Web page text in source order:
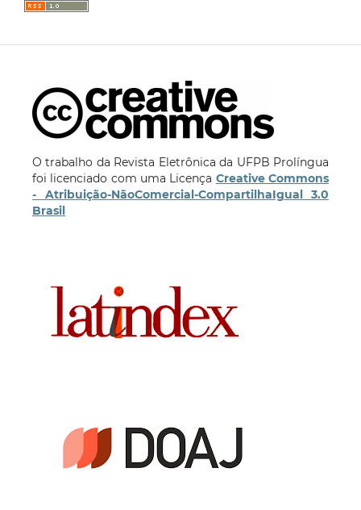
O trabalho da Revista Eletrônica da UFPB Prolíngua
foi licenciado com uma Licença Creative Commons
- Atribuição-NãoComercial-CompartilhaIgual 3.0
Brasil